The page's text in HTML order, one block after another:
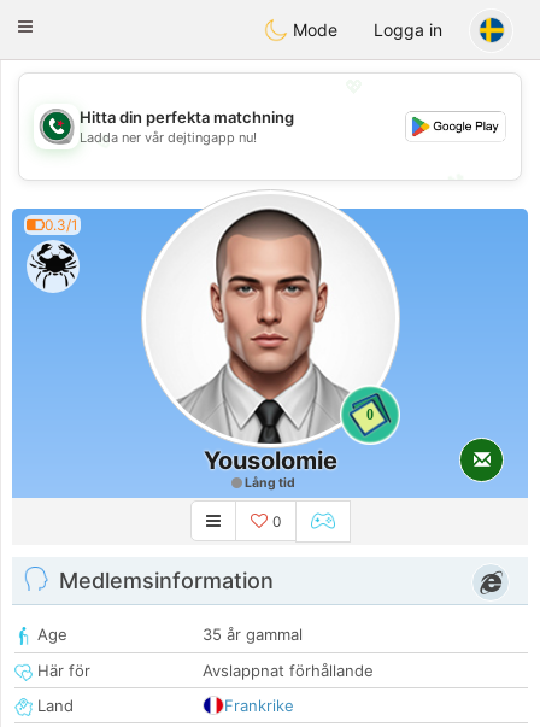
Weshrak
Toggle
Mode Logga in
💖
💕
💕
Hitta din perfekta matchning
Ladda ner vår dejtingapp nu!
0.3/1
0
Yousolomie
Lång tid
0
Medlemsinformation
Age
35 år gammal
Här för
Avslappnat förhållande
Land
Frankrike